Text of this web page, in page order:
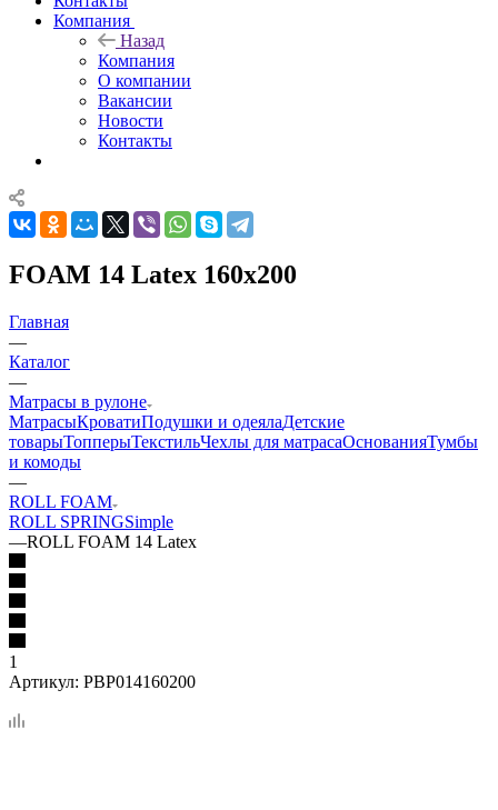
Компания
Назад
Компания
О компании
Вакансии
Новости
Контакты
FOAM 14 Latex 160x200
Главная
—
Каталог
—
Матрасы в рулоне
МатрасыКроватиПодушки и одеялаДетские
товарыТопперыТекстильЧехлы для матрасаОснованияТумбы
и комоды
—
ROLL FOAM
ROLL SPRINGSimple
—ROLL FOAM 14 Latex
1
Артикул: PBP014160200